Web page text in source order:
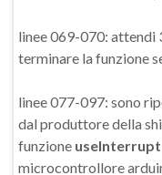
linee 069-070: attendi
terminare la funzione
linee 077-097: sono
dal produttore della
funzione useInterrupt
microcontrollore